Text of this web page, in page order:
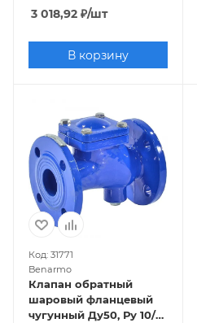
3 018,92 ₽/шт
В корзину
Код: 31771
Benarmo
Клапан обратный
шаровый фланцевый
чугунный Ду50, Ру 10/16